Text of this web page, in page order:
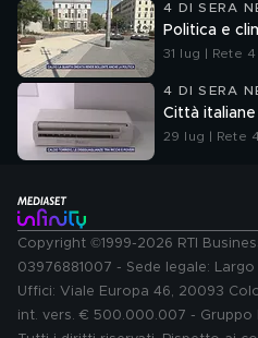
4 DI SERA
Politica e
31 lug | Rete 4
4 DI SERA
Città italiane
29 lug | Rete 4
Copyright ©1999-2026 RTI
03976881007 - Sede legale:
Uffici: Viale Europa 46, 20093
int. vers. € 500.000.007 - Gruppo